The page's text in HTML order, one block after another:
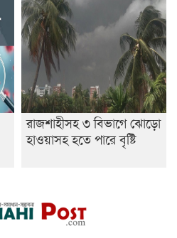
রাজশাহীসহ ৩ বিভাগে ঝোড়ো
হাওয়াসহ হতে পারে বৃষ্টি